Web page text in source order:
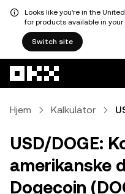
Looks like you're in the
for products available in your
Switch site
Hjem Kalkulator
USD/DOGE:
amerikanske
Dogecoin